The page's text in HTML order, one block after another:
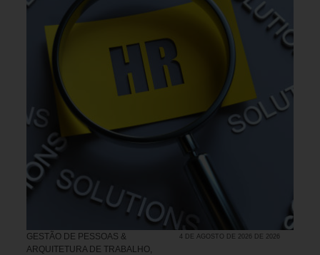
GESTÃO DE PESSOAS &
ARQUITETURA DE TRABALHO
4 DE AGOSTO DE 2026 DE 2026